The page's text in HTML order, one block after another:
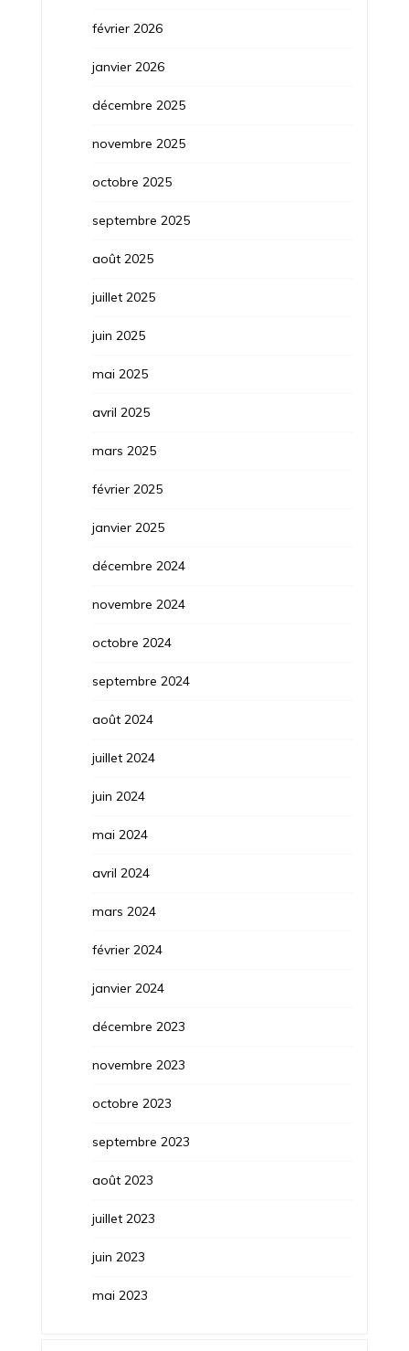
février 2026
janvier 2026
décembre 2025
novembre 2025
octobre 2025
septembre 2025
août 2025
juillet 2025
juin 2025
mai 2025
avril 2025
mars 2025
février 2025
janvier 2025
décembre 2024
novembre 2024
octobre 2024
septembre 2024
août 2024
juillet 2024
juin 2024
mai 2024
avril 2024
mars 2024
février 2024
janvier 2024
décembre 2023
novembre 2023
octobre 2023
septembre 2023
août 2023
juillet 2023
juin 2023
mai 2023